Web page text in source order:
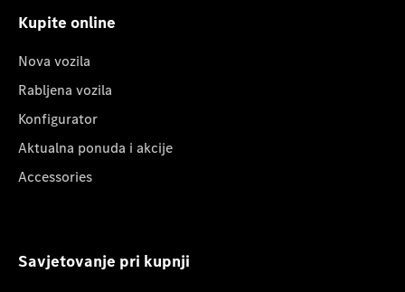
Kupite online
Nova vozila
Rabljena vozila
Konfigurator
Aktualna ponuda i akcije
Accessories
Savjetovanje pri kupnji